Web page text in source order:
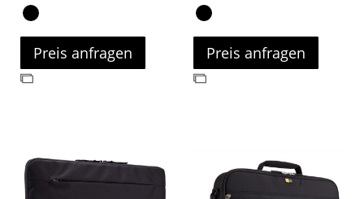
Preis anfragen
Zur
Preis anfragen
Zur